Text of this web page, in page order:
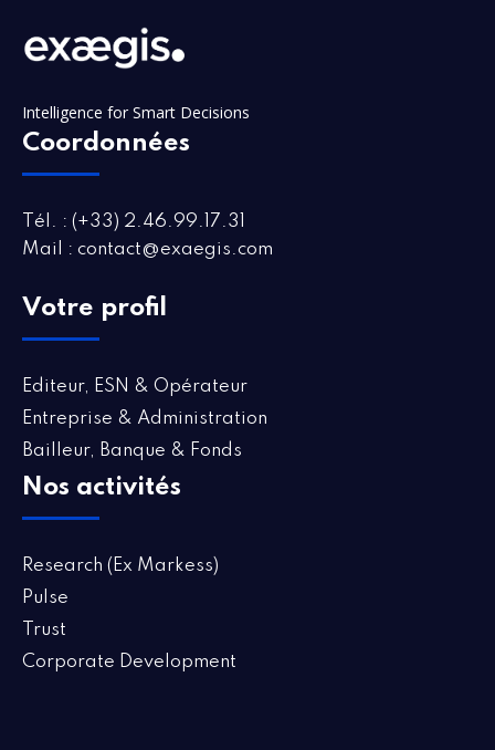
Intelligence for Smart Decisions
Coordonnées
Tél. : (+33) 2.46.99.17.31
Mail : contact@exaegis.com
Votre profil
Editeur, ESN & Opérateur
Entreprise & Administration
Bailleur, Banque & Fonds
Nos activités
Research (Ex Markess)
Pulse
Trust
Corporate Development